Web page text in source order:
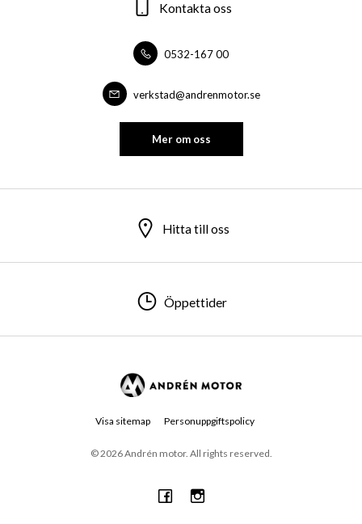
Kontakta oss
0532-167 00
verkstad@andrenmotor.se
Mer om oss
Hitta till oss
Öppettider
Kontakta oss
0532-16700
verkstad@andrenmotor.se
Kontakta oss
0532-16700
forsaljning@andrenmotor.se
Mer om oss
Hitta till oss
Öppettider
© 2026 Andrén motor. All rights reserved.
Visa sitemap Personuppgiftspolicy